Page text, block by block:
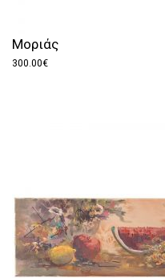
Μοριάς
300.00€